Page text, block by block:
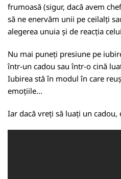
frumoasă (sigur, dacă avem
să ne enervăm unii pe ceilalți
alegerea unuia și de reacția
Nu mai puneți presiune pe
într-un cadou sau într-o cină
Iubirea stă în modul în care
emoțiile...
Iar dacă vreți să luați un cadou,